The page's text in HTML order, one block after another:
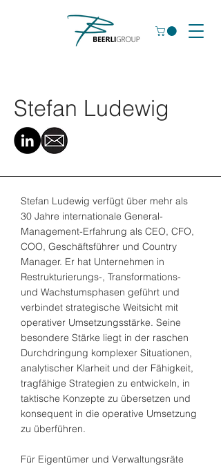
Stefan Ludewig
Stefan Ludewig verfügt über mehr als
30 Jahre internationale General-
Management-Erfahrung als CEO, CFO,
COO, Geschäftsführer und Country
Manager. Er hat Unternehmen in
Restrukturierungs-, Transformations-
und Wachstumsphasen geführt und
verbindet strategische Weitsicht mit
operativer Umsetzungsstärke. Seine
besondere Stärke liegt in der raschen
Durchdringung komplexer Situationen,
analytischer Klarheit und der Fähigkeit,
tragfähige Strategien zu entwickeln, in
taktische Konzepte zu übersetzen und
konsequent in die operative Umsetzung
zu überführen.
Für Eigentümer und Verwaltungsräte